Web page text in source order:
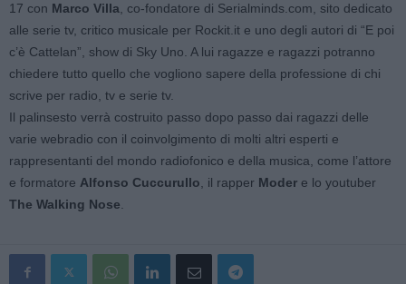
17 con Marco Villa , co-fondatore di Serialminds.com, sito dedicato
alle serie tv, critico musicale per Rockit.it e uno degli autori di “E poi
c’è Cattelan”, show di Sky Uno. A lui ragazze e ragazzi potranno
chiedere tutto quello che vogliono sapere della professione di chi
scrive per radio, tv e serie tv.
Il palinsesto verrà costruito passo dopo passo dai ragazzi delle
varie webradio con il coinvolgimento di molti altri esperti e
rappresentanti del mondo radiofonico e della musica, come l’attore
e formatore Alfonso Cuccurullo , il rapper Moder e lo youtuber
The Walking Nose